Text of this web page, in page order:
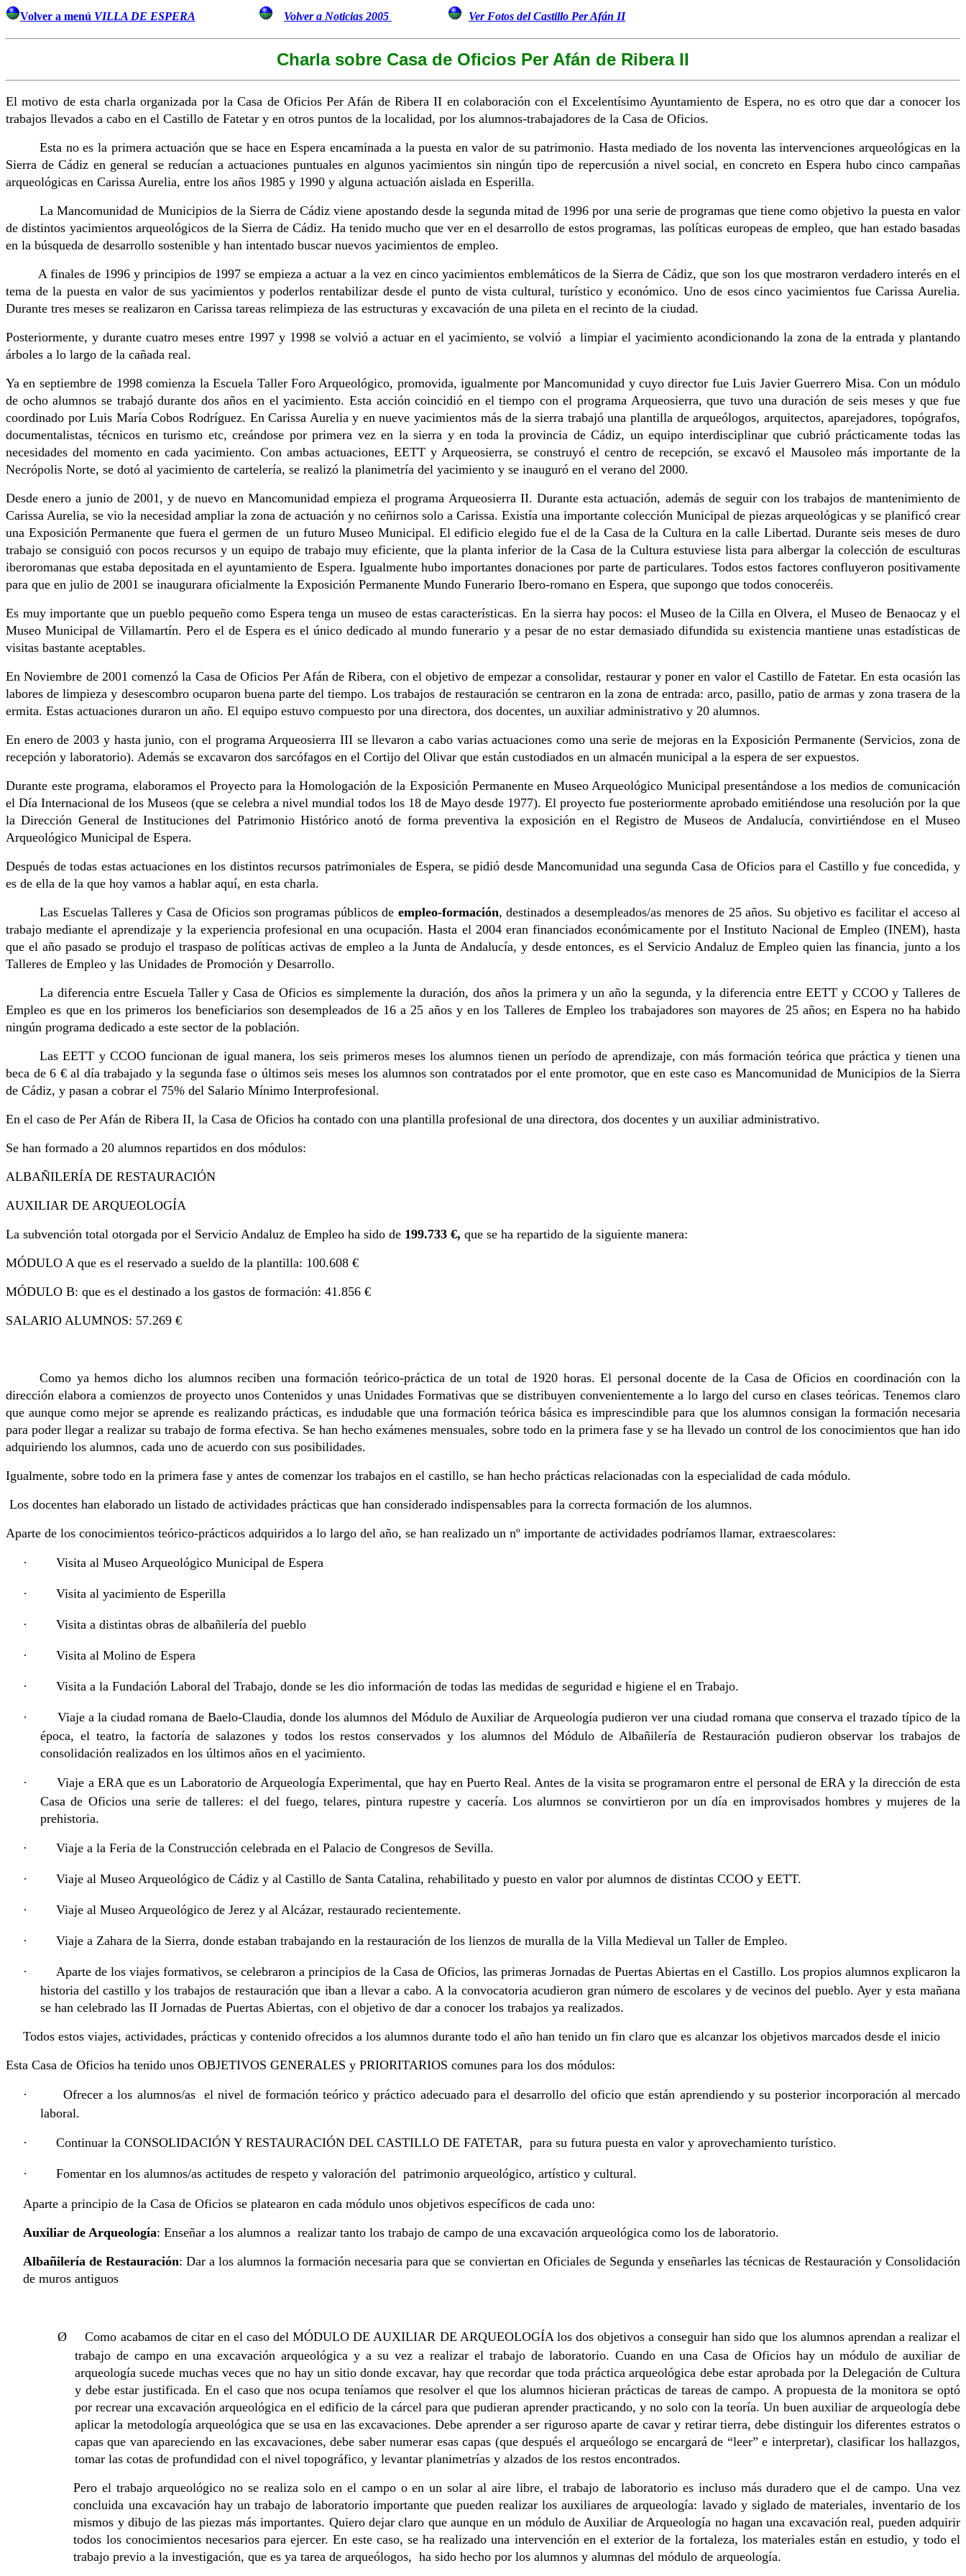
Volver a menú VILLA DE ESPERA Volver a Noticias 2005 Ver Fotos del Castillo Per Afán II
Charla sobre Casa de Oficios Per Afán de Ribera II
El motivo de esta charla organizada por la Casa de Oficios Per Afán de Ribera II en colaboración con el Excelentísimo Ayuntamiento de Espera, no es otro que dar a conocer los
trabajos llevados a cabo en el Castillo de Fatetar y en otros puntos de la localidad, por los alumnos-trabajadores de la Casa de Oficios.
Esta no es la primera actuación que se hace en Espera encaminada a la puesta en valor de su patrimonio. Hasta mediado de los noventa las intervenciones arqueológicas en la
Sierra de Cádiz en general se reducían a actuaciones puntuales en algunos yacimientos sin ningún tipo de repercusión a nivel social, en concreto en Espera hubo cinco campañas
arqueológicas en Carissa Aurelia, entre los años 1985 y 1990 y alguna actuación aislada en Esperilla.
La Mancomunidad de Municipios de la Sierra de Cádiz viene apostando desde la segunda mitad de 1996 por una serie de programas que tiene como objetivo la puesta en valor
de distintos yacimientos arqueológicos de la Sierra de Cádiz. Ha tenido mucho que ver en el desarrollo de estos programas, las políticas europeas de empleo, que han estado basadas
en la búsqueda de desarrollo sostenible y han intentado buscar nuevos yacimientos de empleo.
A finales de 1996 y principios de 1997 se empieza a actuar a la vez en cinco yacimientos emblemáticos de la Sierra de Cádiz, que son los que mostraron verdadero interés en el
tema de la puesta en valor de sus yacimientos y poderlos rentabilizar desde el punto de vista cultural, turístico y económico. Uno de esos cinco yacimientos fue Carissa Aurelia.
Durante tres meses se realizaron en Carissa tareas relimpieza de las estructuras y excavación de una pileta en el recinto de la ciudad.
Posteriormente, y durante cuatro meses entre 1997 y 1998 se volvió a actuar en el yacimiento, se volvió a limpiar el yacimiento acondicionando la zona de la entrada y plantando
árboles a lo largo de la cañada real.
Ya en septiembre de 1998 comienza la Escuela Taller Foro Arqueológico, promovida, igualmente por Mancomunidad y cuyo director fue Luis Javier Guerrero Misa. Con un módulo
de ocho alumnos se trabajó durante dos años en el yacimiento. Esta acción coincidió en el tiempo con el programa Arqueosierra, que tuvo una duración de seis meses y que fue
coordinado por Luis María Cobos Rodríguez. En Carissa Aurelia y en nueve yacimientos más de la sierra trabajó una plantilla de arqueólogos, arquitectos, aparejadores, topógrafos,
documentalistas, técnicos en turismo etc, creándose por primera vez en la sierra y en toda la provincia de Cádiz, un equipo interdisciplinar que cubrió prácticamente todas las
necesidades del momento en cada yacimiento. Con ambas actuaciones, EETT y Arqueosierra, se construyó el centro de recepción, se excavó el Mausoleo más importante de la
Necrópolis Norte, se dotó al yacimiento de cartelería, se realizó la planimetría del yacimiento y se inauguró en el verano del 2000.
Desde enero a junio de 2001, y de nuevo en Mancomunidad empieza el programa Arqueosierra II. Durante esta actuación, además de seguir con los trabajos de mantenimiento de
Carissa Aurelia, se vio la necesidad ampliar la zona de actuación y no ceñirnos solo a Carissa. Existía una importante colección Municipal de piezas arqueológicas y se planificó crear
una Exposición Permanente que fuera el germen de un futuro Museo Municipal. El edificio elegido fue el de la Casa de la Cultura en la calle Libertad. Durante seis meses de duro
trabajo se consiguió con pocos recursos y un equipo de trabajo muy eficiente, que la planta inferior de la Casa de la Cultura estuviese lista para albergar la colección de esculturas
iberoromanas que estaba depositada en el ayuntamiento de Espera. Igualmente hubo importantes donaciones por parte de particulares. Todos estos factores confluyeron positivamente
para que en julio de 2001 se inaugurara oficialmente la Exposición Permanente Mundo Funerario Ibero-romano en Espera, que supongo que todos conoceréis.
Es muy importante que un pueblo pequeño como Espera tenga un museo de estas características. En la sierra hay pocos: el Museo de la Cilla en Olvera, el Museo de Benaocaz y el
Museo Municipal de Villamartín. Pero el de Espera es el único dedicado al mundo funerario y a pesar de no estar demasiado difundida su existencia mantiene unas estadísticas de
visitas bastante aceptables.
En Noviembre de 2001 comenzó la Casa de Oficios Per Afán de Ribera, con el objetivo de empezar a consolidar, restaurar y poner en valor el Castillo de Fatetar. En esta ocasión las
labores de limpieza y desescombro ocuparon buena parte del tiempo. Los trabajos de restauración se centraron en la zona de entrada: arco, pasillo, patio de armas y zona trasera de la
ermita. Estas actuaciones duraron un año. El equipo estuvo compuesto por una directora, dos docentes, un auxiliar administrativo y 20 alumnos.
En enero de 2003 y hasta junio, con el programa Arqueosierra III se llevaron a cabo varias actuaciones como una serie de mejoras en la Exposición Permanente (Servicios, zona de
recepción y laboratorio). Además se excavaron dos sarcófagos en el Cortijo del Olivar que están custodiados en un almacén municipal a la espera de ser expuestos.
Durante este programa, elaboramos el Proyecto para la Homologación de la Exposición Permanente en Museo Arqueológico Municipal presentándose a los medios de comunicación
el Día Internacional de los Museos (que se celebra a nivel mundial todos los 18 de Mayo desde 1977). El proyecto fue posteriormente aprobado emitiéndose una resolución por la que
la Dirección General de Instituciones del Patrimonio Histórico anotó de forma preventiva la exposición en el Registro de Museos de Andalucía, convirtiéndose en el Museo
Arqueológico Municipal de Espera.
Después de todas estas actuaciones en los distintos recursos patrimoniales de Espera, se pidió desde Mancomunidad una segunda Casa de Oficios para el Castillo y fue concedida, y
es de ella de la que hoy vamos a hablar aquí, en esta charla.
Las Escuelas Talleres y Casa de Oficios son programas públicos de empleo-formación, destinados a desempleados/as menores de 25 años. Su objetivo es facilitar el acceso al
trabajo mediante el aprendizaje y la experiencia profesional en una ocupación. Hasta el 2004 eran financiados económicamente por el Instituto Nacional de Empleo (INEM), hasta
que el año pasado se produjo el traspaso de políticas activas de empleo a la Junta de Andalucía, y desde entonces, es el Servicio Andaluz de Empleo quien las financia, junto a los
Talleres de Empleo y las Unidades de Promoción y Desarrollo.
La diferencia entre Escuela Taller y Casa de Oficios es simplemente la duración, dos años la primera y un año la segunda, y la diferencia entre EETT y CCOO y Talleres de
Empleo es que en los primeros los beneficiarios son desempleados de 16 a 25 años y en los Talleres de Empleo los trabajadores son mayores de 25 años; en Espera no ha habido
ningún programa dedicado a este sector de la población.
Las EETT y CCOO funcionan de igual manera, los seis primeros meses los alumnos tienen un período de aprendizaje, con más formación teórica que práctica y tienen una
beca de 6 € al día trabajado y la segunda fase o últimos seis meses los alumnos son contratados por el ente promotor, que en este caso es Mancomunidad de Municipios de la Sierra
de Cádiz, y pasan a cobrar el 75% del Salario Mínimo Interprofesional.
En el caso de Per Afán de Ribera II, la Casa de Oficios ha contado con una plantilla profesional de una directora, dos docentes y un auxiliar administrativo.
Se han formado a 20 alumnos repartidos en dos módulos:
ALBAÑILERÍA DE RESTAURACIÓN
AUXILIAR DE ARQUEOLOGÍA
La subvención total otorgada por el Servicio Andaluz de Empleo ha sido de 199.733 €, que se ha repartido de la siguiente manera:
MÓDULO A que es el reservado a sueldo de la plantilla: 100.608 €
MÓDULO B: que es el destinado a los gastos de formación: 41.856 €
SALARIO ALUMNOS: 57.269 €
Como ya hemos dicho los alumnos reciben una formación teórico-práctica de un total de 1920 horas. El personal docente de la Casa de Oficios en coordinación con la
dirección elabora a comienzos de proyecto unos Contenidos y unas Unidades Formativas que se distribuyen convenientemente a lo largo del curso en clases teóricas. Tenemos claro
que aunque como mejor se aprende es realizando prácticas, es indudable que una formación teórica básica es imprescindible para que los alumnos consigan la formación necesaria
para poder llegar a realizar su trabajo de forma efectiva. Se han hecho exámenes mensuales, sobre todo en la primera fase y se ha llevado un control de los conocimientos que han ido
adquiriendo los alumnos, cada uno de acuerdo con sus posibilidades.
Igualmente, sobre todo en la primera fase y antes de comenzar los trabajos en el castillo, se han hecho prácticas relacionadas con la especialidad de cada módulo.
Los docentes han elaborado un listado de actividades prácticas que han considerado indispensables para la correcta formación de los alumnos.
Aparte de los conocimientos teórico-prácticos adquiridos a lo largo del año, se han realizado un nº importante de actividades podríamos llamar, extraescolares:
· Visita al Museo Arqueológico Municipal de Espera
· Visita al yacimiento de Esperilla
· Visita a distintas obras de albañilería del pueblo
· Visita al Molino de Espera
· Visita a la Fundación Laboral del Trabajo, donde se les dio información de todas las medidas de seguridad e higiene el en Trabajo.
·
Viaje a la ciudad romana de Baelo-Claudia, donde los alumnos del Módulo de Auxiliar de Arqueología pudieron ver una ciudad romana que conserva el trazado típico de la
época, el teatro, la factoría de salazones y todos los restos conservados y los alumnos del Módulo de Albañilería de Restauración pudieron observar los trabajos de
consolidación realizados en los últimos años en el yacimiento.
·
Viaje a ERA que es un Laboratorio de Arqueología Experimental, que hay en Puerto Real. Antes de la visita se programaron entre el personal de ERA y la dirección de esta
Casa de Oficios una serie de talleres: el del fuego, telares, pintura rupestre y cacería. Los alumnos se convirtieron por un día en improvisados hombres y mujeres de la
prehistoria.
· Viaje a la Feria de la Construcción celebrada en el Palacio de Congresos de Sevilla.
· Viaje al Museo Arqueológico de Cádiz y al Castillo de Santa Catalina, rehabilitado y puesto en valor por alumnos de distintas CCOO y EETT.
· Viaje al Museo Arqueológico de Jerez y al Alcázar, restaurado recientemente.
· Viaje a Zahara de la Sierra, donde estaban trabajando en la restauración de los lienzos de muralla de la Villa Medieval un Taller de Empleo.
·
Aparte de los viajes formativos, se celebraron a principios de la Casa de Oficios, las primeras Jornadas de Puertas Abiertas en el Castillo. Los propios alumnos explicaron la
historia del castillo y los trabajos de restauración que iban a llevar a cabo. A la convocatoria acudieron gran número de escolares y de vecinos del pueblo. Ayer y esta mañana
se han celebrado las II Jornadas de Puertas Abiertas, con el objetivo de dar a conocer los trabajos ya realizados.
Todos estos viajes, actividades, prácticas y contenido ofrecidos a los alumnos durante todo el año han tenido un fin claro que es alcanzar los objetivos marcados desde el inicio
Esta Casa de Oficios ha tenido unos OBJETIVOS GENERALES y PRIORITARIOS comunes para los dos módulos:
·
Ofrecer a los alumnos/as el nivel de formación teórico y práctico adecuado para el desarrollo del oficio que están aprendiendo y su posterior incorporación al mercado
laboral.
· Continuar la CONSOLIDACIÓN Y RESTAURACIÓN DEL CASTILLO DE FATETAR, para su futura puesta en valor y aprovechamiento turístico.
· Fomentar en los alumnos/as actitudes de respeto y valoración del patrimonio arqueológico, artístico y cultural.
Aparte a principio de la Casa de Oficios se platearon en cada módulo unos objetivos específicos de cada uno:
Auxiliar de Arqueología: Enseñar a los alumnos a realizar tanto los trabajo de campo de una excavación arqueológica como los de laboratorio.
Albañilería de Restauración: Dar a los alumnos la formación necesaria para que se conviertan en Oficiales de Segunda y enseñarles las técnicas de Restauración y Consolidación
de muros antiguos
Ø
Como acabamos de citar en el caso del MÓDULO DE AUXILIAR DE ARQUEOLOGÍA los dos objetivos a conseguir han sido que los alumnos aprendan a realizar el
trabajo de campo en una excavación arqueológica y a su vez a realizar el trabajo de laboratorio. Cuando en una Casa de Oficios hay un módulo de auxiliar de
arqueología sucede muchas veces que no hay un sitio donde excavar, hay que recordar que toda práctica arqueológica debe estar aprobada por la Delegación de Cultura
y debe estar justificada. En el caso que nos ocupa teníamos que resolver el que los alumnos hicieran prácticas de tareas de campo. A propuesta de la monitora se optó
por recrear una excavación arqueológica en el edificio de la cárcel para que pudieran aprender practicando, y no solo con la teoría. Un buen auxiliar de arqueología debe
aplicar la metodología arqueológica que se usa en las excavaciones. Debe aprender a ser riguroso aparte de cavar y retirar tierra, debe distinguir los diferentes estratos o
capas que van apareciendo en las excavaciones, debe saber numerar esas capas (que después el arqueólogo se encargará de “leer” e interpretar), clasificar los hallazgos,
tomar las cotas de profundidad con el nivel topográfico, y levantar planimetrías y alzados de los restos encontrados.
Pero el trabajo arqueológico no se realiza solo en el campo o en un solar al aire libre, el trabajo de laboratorio es incluso más duradero que el de campo. Una vez
concluida una excavación hay un trabajo de laboratorio importante que pueden realizar los auxiliares de arqueología: lavado y siglado de materiales, inventario de los
mismos y dibujo de las piezas más importantes. Quiero dejar claro que aunque en un módulo de Auxiliar de Arqueología no hagan una excavación real, pueden adquirir
todos los conocimientos necesarios para ejercer. En este caso, se ha realizado una intervención en el exterior de la fortaleza, los materiales están en estudio, y todo el
trabajo previo a la investigación, que es ya tarea de arqueólogos, ha sido hecho por los alumnos y alumnas del módulo de arqueología.